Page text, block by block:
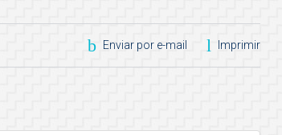
Enviar por e-mail Imprimir